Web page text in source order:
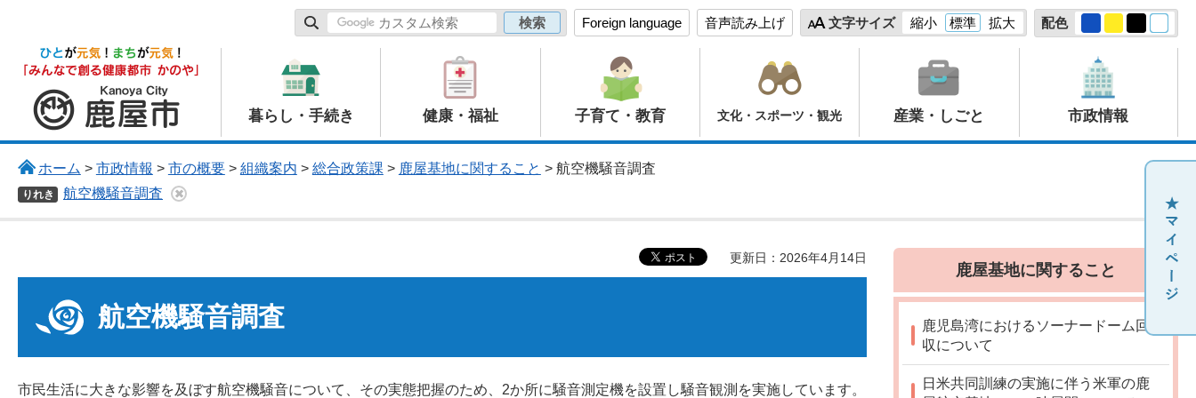
Foreign language 音声読み上げ 文字サイズ 縮小 標準 拡大 配色
鹿屋市
暮らし・手続き 健康・福祉 子育て・教育 文化・スポーツ・観光 産業・しごと 市政情報
ホーム > 市政情報 > 市の概要> 組織案内 > 総合政策課 > 鹿屋基地に関すること > 航空機騒音調査
りれき 航空機騒音調査
更新日：2026年4月14日
航空機騒音調査
市民生活に大きな影響を及ぼす航空機騒音について、その実態把握のため、2か所に騒音測定機を設置し騒音観測を実施しています。
鹿屋基地に関すること
鹿児島湾におけるソーナードーム回
収について
日米共同訓練の実施に伴う米軍の鹿